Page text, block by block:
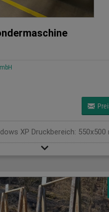
XP Druckbereich: 550x500